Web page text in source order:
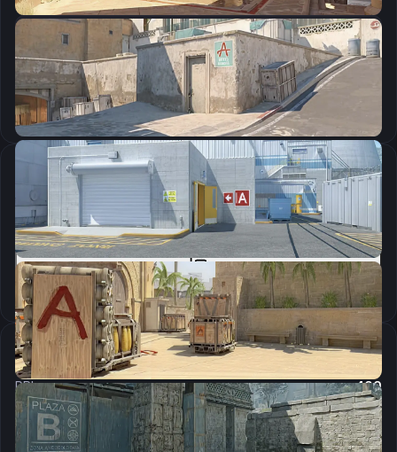
CSGO-quuct-DY9qh-nq68L-iPmo6-7xAkE
Скопировать
Параметры запуска
-freq 240 -tickrate 128 -novid -console
Скопировать
Настройки мыши
DPI:
400
Чувствительность мыши в игре:
3.8
Чувствительность мыши в зуме:
1